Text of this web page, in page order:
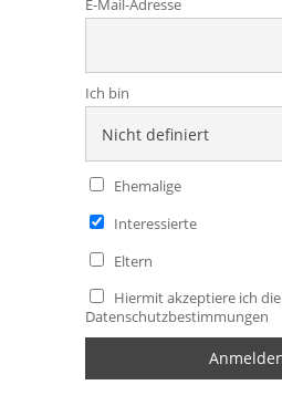
E-Mail-Adresse
Ich bin
Ehemalige
Interessierte
Eltern
Hiermit akzeptiere ich die
Datenschutzbestimmungen